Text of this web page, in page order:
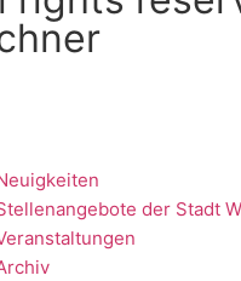
der Stadt